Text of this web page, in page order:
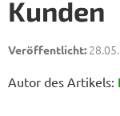
Kunden
Autor des Artikels: